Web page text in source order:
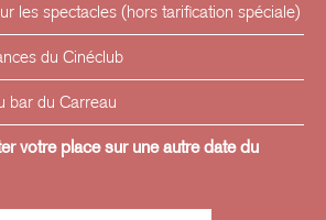
les spectacles (hors tarification spéciale)
du Cinéclub
bar du Carreau
votre place sur une autre date du